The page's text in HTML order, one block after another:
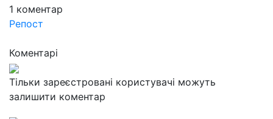
1 коментар
Репост
Коментарі
Тільки зареєстровані користувачі можуть
залишити коментар